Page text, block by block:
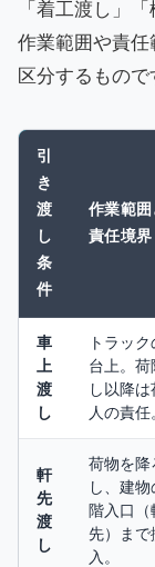
「着工渡し」
作業範囲や責
区分するもので
引
き
渡
し
条
件
作業範囲
責任境界
車
上
渡
し
トラッ
台上。荷
し以降は
人の責任
軒
先
渡
し
荷物を降
し、建物
階入口（
先）まで
入。